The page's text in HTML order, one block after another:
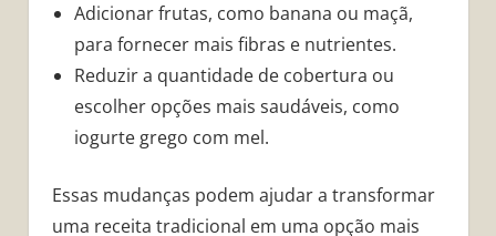
Adicionar frutas, como banana ou maçã,
para fornecer mais fibras e nutrientes.
Reduzir a quantidade de cobertura ou
escolher opções mais saudáveis, como
iogurte grego com mel.
Essas mudanças podem ajudar a transformar
uma receita tradicional em uma opção mais